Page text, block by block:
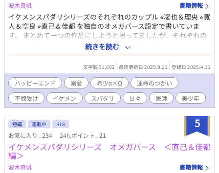
波木真帆 書籍情報
イケメンスパダリシリーズのそれぞれのカップル ⭐︎凌也＆理央 ⭐︎寛
人＆空良 ⭐︎直己＆佳都 を独自のオメガバース設定で書いていま
す。 まとめて一つの作品にしようと思ってましたが、それぞれの
番外編が書きにくいことや一つのカップルが長くなりそうなので
それぞれ独立させることにしました。 ＜あらすじ＞ 三十歳の寛人
は同じ希少αの親友・観月凌也に運命のつがいが見つかったことを
知る。無事につがいになったお祝いを送ろうとプレゼントを買い
に出かけた先で、助けを求めて駆け寄ってきた相手が自分の運命
のつがいだとわかった。一気にラット状態に陥った寛人は街中で
つがいを襲うわけにもいかず、強い抑制剤を投与して父親の病院
に別々に搬送されることとなった。そこから二人が再会して無事
につがいになるまでのお話です。 ※オメガバースの世界線なので
出会いそのほかは現実編とは異なりますが、登場人物や関係など
は変わりません。 R18には※つけます。
続きを読む
文字数 31,692 最終更新日 2025.9.21 登録日 2025.4.11
ハッピーエンド 溺愛 希少α×Ω
運命のつがい
不憫受け
イケメン スパダリ 甘々 医師 美少年
5
短編 連載中 R18
お気に入り : 234 24h.ポイント : 21
イケメンスパダリシリーズ オメガバース ＜直己＆佳都
編＞
波木真帆 書籍情報